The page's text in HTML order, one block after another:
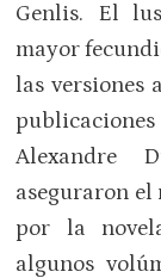
Genlis. El
mayor
las versiones
Alexandre
aseguraron el
por la
algunos